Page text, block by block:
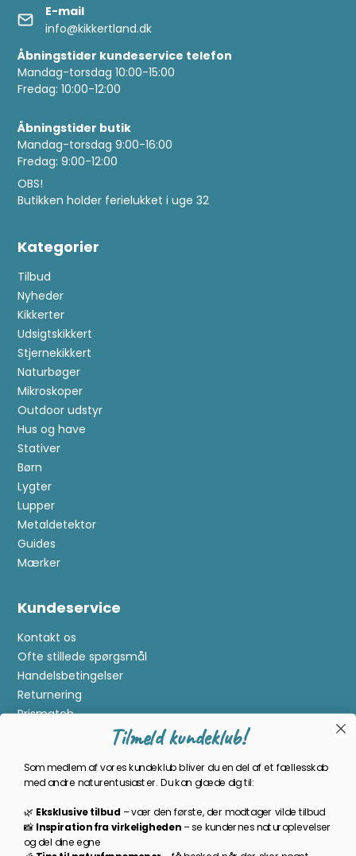
E-mail
info@kikkertland.dk
Åbningstider kundeservice telefon
Mandag-torsdag 10:00-15:00
Fredag: 10:00-12:00
Åbningstider butik
Mandag-torsdag 9:00-16:00
Fredag: 9:00-12:00
OBS!
Butikken holder ferielukket i uge 32
Kategorier
Tilbud
Nyheder
Kikkerter
Udsigtskikkert
Stjernekikkert
Naturbøger
Mikroskoper
Outdoor udstyr
Hus og have
Stativer
Børn
Lygter
Lupper
Metaldetektor
Guides
Mærker
Kundeservice
Kontakt os
Ofte stillede spørgsmål
Handelsbetingelser
Returnering
Prismatch
Om Kikkertland
Bliv en del af kundeklubben
Som medlem bliver du opdateret på nyheder, månedens
Tilmeld kundeklub!
Som medlem af vores kundeklub bliver du en del af et fællesskab
med andre naturentusiaster. Du kan glæde dig til:
🌿 Eksklusive tilbud –vær den første, der modtager vilde tilbud
📸 Inspirationfra virkeligheden–se kundernesnaturoplevelser
ogdel dineegne